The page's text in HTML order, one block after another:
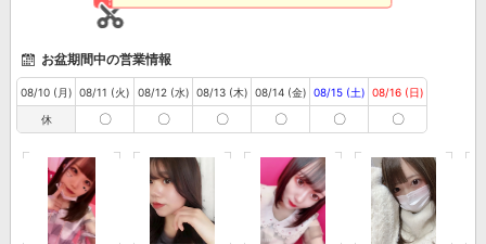
お盆期間中の営業情報
08/10 (月)
休
08/11 (火)
〇
08/12 (水)
〇
08/13 (木)
〇
08/14 (金)
〇
08/15 (土)
〇
08/16 (日)
〇